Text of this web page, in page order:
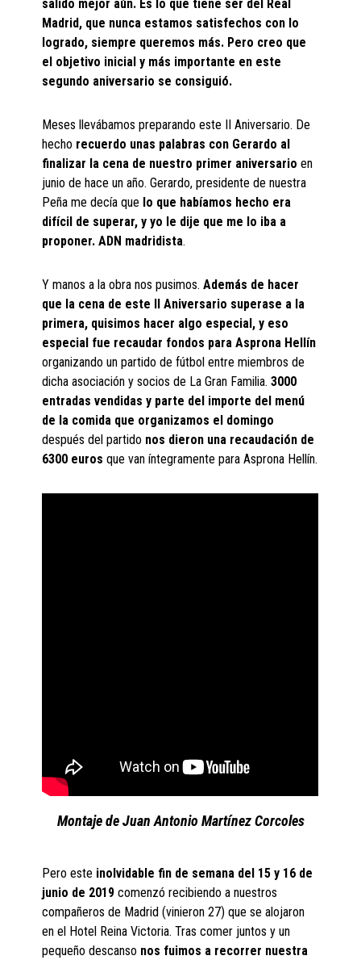
salido mejor aún. Es lo que tiene ser del Real
Madrid, que nunca estamos satisfechos con lo
logrado, siempre queremos más. Pero creo que
el objetivo inicial y más importante en este
segundo aniversario se consiguió.
Meses llevábamos preparando este II Aniversario. De
hecho recuerdo unas palabras con Gerardo al
finalizar la cena de nuestro primer aniversario en
junio de hace un año. Gerardo, presidente de nuestra
Peña me decía que lo que habíamos hecho era
difícil de superar, y yo le dije que me lo iba a
proponer. ADN madridista.
Y manos a la obra nos pusimos.Además de hacer
que la cena de este II Aniversario superase a la
primera, quisimos hacer algo especial, y eso
especial fue recaudar fondos para Asprona Hellín
organizando un partido de fútbol entre miembros de
dicha asociación y socios de La Gran Familia. 3000
entradas vendidas y parte del importe del menú
de la comida que organizamos el domingo
después del partido nos dieron una recaudación de
6300 eurosque van íntegramente para Asprona Hellín.
Montaje de Juan Antonio Martínez Corcoles
Pero este inolvidable fin de semana del 15 y 16 de
junio de 2019comenzó recibiendo a nuestros
compañeros de Madrid (vinieron 27) que se alojaron
en el Hotel Reina Victoria. Tras comer juntos y un
pequeño descanso nos fuimos a recorrer nuestra